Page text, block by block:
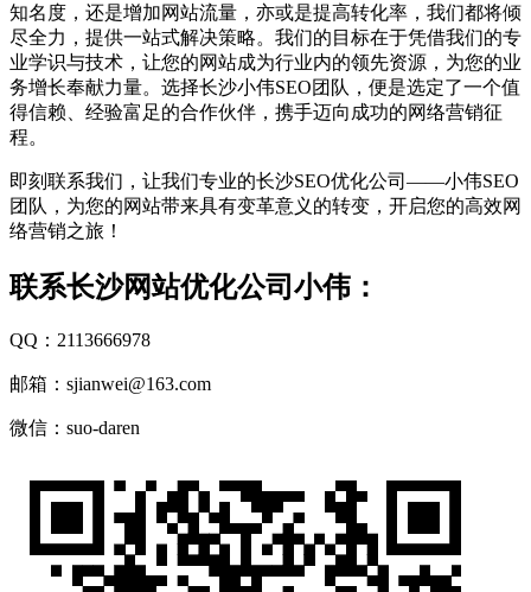
知名度，还是增加网站流量，亦或是提高转化率，我们都将倾
尽全力，提供一站式解决策略。我们的目标在于凭借我们的专
业学识与技术，让您的网站成为行业内的领先资源，为您的业
务增长奉献力量。选择长沙小伟SEO团队，便是选定了一个值
得信赖、经验富足的合作伙伴，携手迈向成功的网络营销征
程。
即刻联系我们，让我们专业的长沙SEO优化公司——小伟SEO
团队，为您的网站带来具有变革意义的转变，开启您的高效网
络营销之旅！
联系长沙网站优化公司小伟：
QQ：2113666978
邮箱：sjianwei@163.com
微信：suo-daren